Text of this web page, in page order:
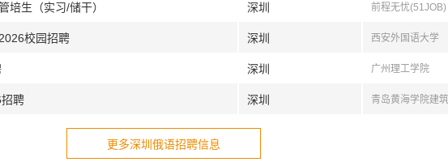
培生（实习/储干） 深圳 前程无忧(51JOB)
校园招聘 深圳 西安外国语大学
深圳 广州理工学院
聘 深圳
更多深圳俄语招聘信息